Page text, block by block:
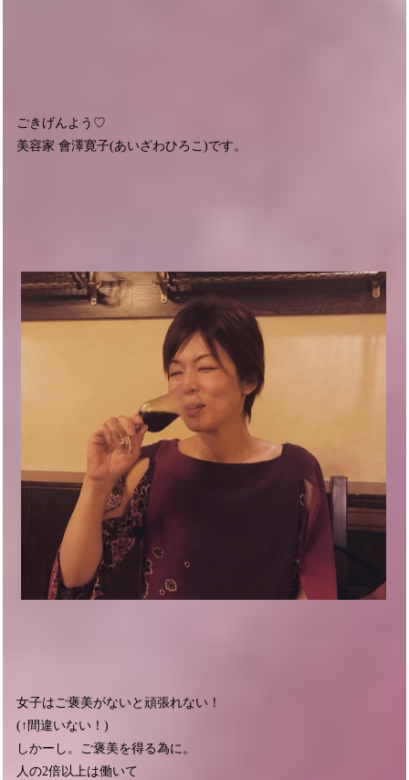
ごきげんよう♡
美容家 會澤寛子(あいざわひろこ)です。
女子はご褒美がないと頑張れない！
(↑間違いない！)
しかーし。ご褒美を得る為に。
人の2倍以上は働いて